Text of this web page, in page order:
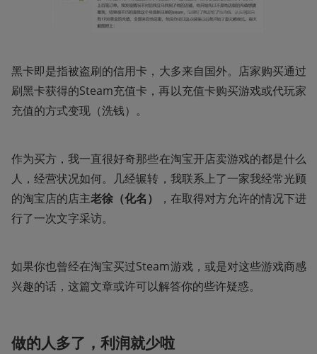
黑卡即是指被盗刷的信用卡，大多来自国外。店家购买通过
刷黑卡获得的Steam充值卡，再以充值卡购买游戏或代玩家
充值的方式变现（洗钱）。
作为买方，我一直很好奇那些在淘宝开店卖游戏的都是什么
人，经营状况如何。几经辗转，我联系上了一家我经常光顾
的淘宝店的店主老徐（化名）
，在取得对方允许的情况下进
行了一次文字采访。
如果你也曾经在淘宝买过Steam游戏，或是对这些游戏商感
兴趣的话，这篇文章或许可以解答你的些许疑惑。
做的人多了，利润就少啦